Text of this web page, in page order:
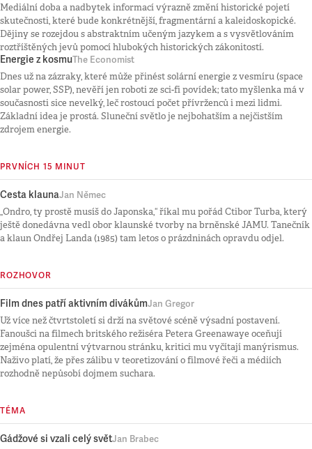
Mediální doba a nadbytek informací výrazně změní historické pojetí
skutečnosti, které bude konkrétnější, fragmentární a kaleidoskopické.
Dějiny se rozejdou s abstraktním učeným jazykem a s vysvětlováním
roztříštěných jevů pomocí hlubokých historických zákonitostí.
Energie z kosmuThe Economist
Dnes už na zázraky, které může přinést solární energie z vesmíru (space
solar power, SSP), nevěří jen roboti ze sci-fi povídek; tato myšlenka má v
současnosti sice nevelký, leč rostoucí počet přívrženců i mezi lidmi.
Základní idea je prostá. Sluneční světlo je nejbohatším a nejčistším
zdrojem energie.
PRVNÍCH 15 MINUT
Cesta klaunaJan Němec
„Ondro, ty prostě musíš do Japonska,“ říkal mu pořád Ctibor Turba, který
ještě donedávna vedl obor klaunské tvorby na brněnské JAMU. Tanečník
a klaun Ondřej Landa (1985) tam letos o prázdninách opravdu odjel.
ROZHOVOR
Film dnes patří aktivním divákůmJan Gregor
Už více než čtvrtstoletí si drží na světové scéně výsadní postavení.
Fanoušci na filmech britského režiséra Petera Greenawaye oceňují
zejména opulentní výtvarnou stránku, kritici mu vyčítají manýrismus.
Naživo platí, že přes zálibu v teoretizování o filmové řeči a médiích
rozhodně nepůsobí dojmem suchara.
TÉMA
Gádžové si vzali celý světJan Brabec